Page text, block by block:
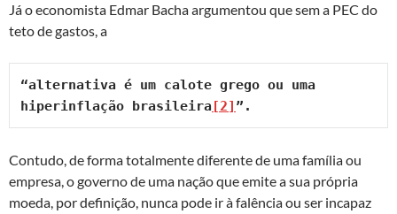
Já o economista Edmar Bacha argumentou que sem a PEC do
teto de gastos, a
“alternativa é um calote grego ou uma
hiperinflação brasileira[2] ”.
Contudo, de forma totalmente diferente de uma família ou
empresa, o governo de uma nação que emite a sua própria
moeda, por definição, nunca pode ir à falência ou ser incapaz